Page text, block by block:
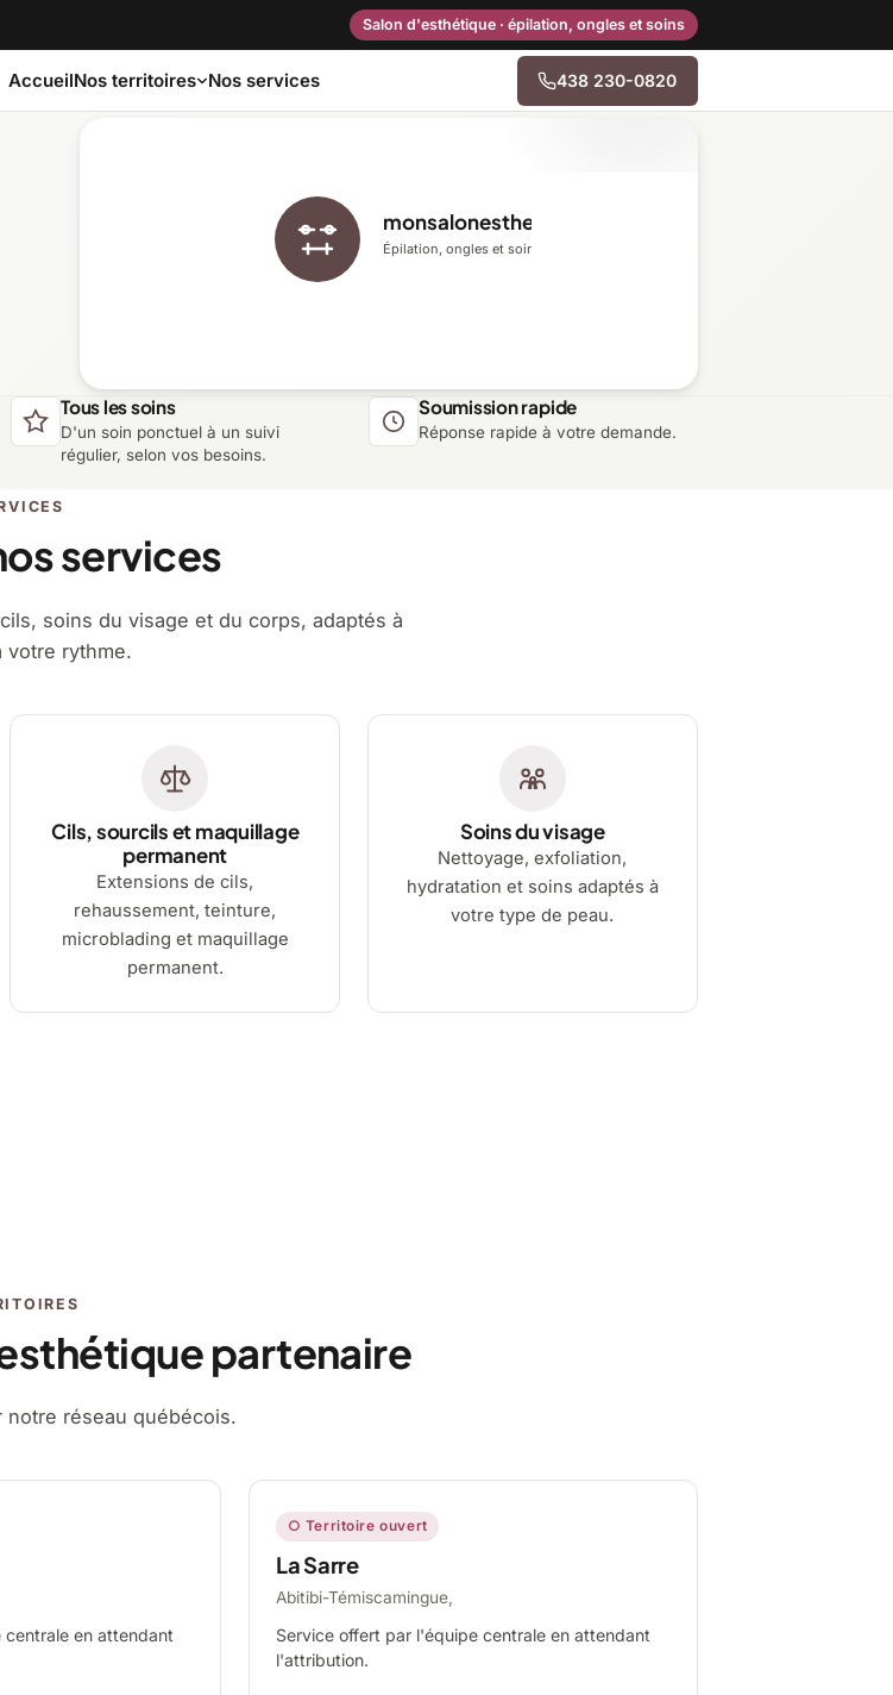
Salon d'esthétique · épilation, ongles et soins
AccueilNos territoires
Capitale-Nationale Centre-du-Québec
Laval Mauricie
Nord-du-Québec
Nos services 438 230-0820
monsalonesthetique.ca
Épilation, ongles et soins du visage
Tous les soins
D'un soin ponctuel à un suivi
régulier, selon vos besoins.
Soumission rapide
Réponse rapide à votre demande.
services
soins du visage et du corps, adaptés à
votre rythme.
Cils, sourcils et maquillage
permanent
Extensions de cils,
rehaussement, teinture,
microblading et maquillage
permanent.
Soins du visage
Nettoyage, exfoliation,
hydratation et soins adaptés à
votre type de peau.
partenaire
notre réseau québécois.
en attendant
○ Territoire ouvert
La Sarre
Abitibi-Témiscamingue,
Service offert par l'équipe centrale en attendant
l'attribution.